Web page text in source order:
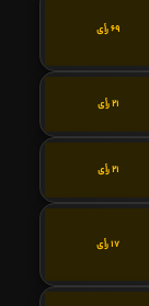
69 رأی
21 رأی
21 رأی
17 رأی